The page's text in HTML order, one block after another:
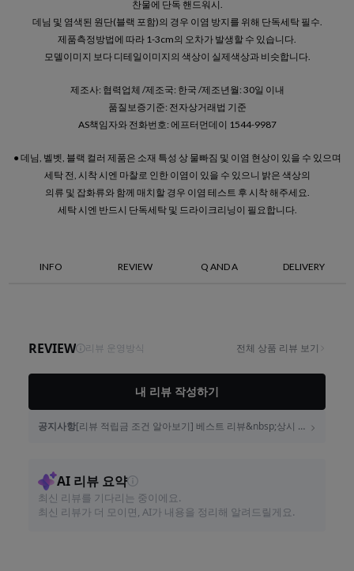
찬물에 단독 핸드워시.
데님 및 염색된 원단(블랙 포함)의 경우 이염 방지를 위해 단독세탁 필수.
제품측정방법에 따라 1-3cm의 오차가 발생할 수 있습니다.
모델이미지 보다 디테일이미지의 색상이 실제색상과 비슷합니다.
제조사: 협력업체 /제조국: 한국 /제조년월: 30일 이내
품질보증기준: 전자상거래법 기준
AS책임자와 전화번호: 에프터먼데이 1544-9987
● 데님, 벨벳, 블랙 컬러 제품은 소재 특성 상 물빠짐 및 이염 현상이 있을 수 있으며
세탁 전, 시착 시엔 마찰로 인한 이염이 있을 수 있으니 밝은 색상의
의류 및 잡화류와 함께 매치할 경우 이염 테스트 후 시착 해주세요.
세탁 시엔 반드시 단독세탁 및 드라이크리닝이 필요합니다.
INFO REVIEW Q AND A DELIVERY